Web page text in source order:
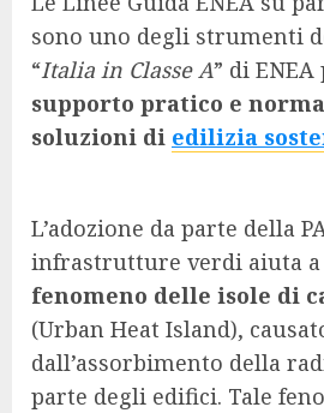
sono uno degli strumenti
“Italia in Classe A” di
supporto pratico e
soluzioni di edilizia
L’adozione da parte della
infrastrutture verdi aiuta a
fenomeno delle isole di
(Urban Heat Island),
dall’assorbimento della
parte degli edifici. Tale